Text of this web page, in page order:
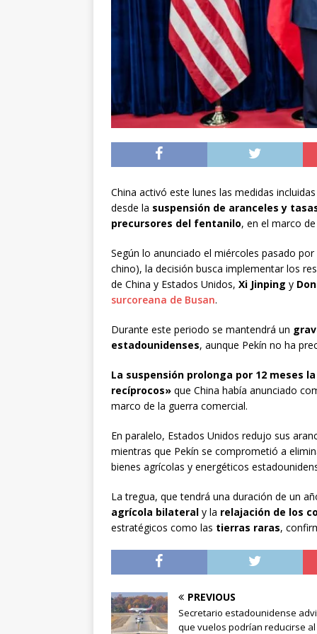
[ 05/08/2026 ]
Iquique
DEPORTES
[ 05/08/2026 ]
público del sector El
[ 06/08/2026 ] El
China activó este lunes las medidas
desde la suspensión de aranceles y
precursores del fentanilo, en el marco
Según lo anunciado el miércoles pasado
chino), la decisión busca implementar los
de China y Estados Unidos, Xi Jinping y
surcoreana de Busan.
Durante este periodo se mantendrá un
estadounidenses, aunque Pekín no ha
La suspensión prolonga por 12 meses
recíprocos» que China había anunciado
marco de la guerra comercial.
En paralelo, Estados Unidos redujo sus
mientras que Pekín se comprometió a
bienes agrícolas y energéticos
La tregua, que tendrá una duración de un
agrícola bilateral y la relajación de los
estratégicos como las tierras raras,
PREVIOUS
Secretario estadounidense
que vuelos podrían reducirse al